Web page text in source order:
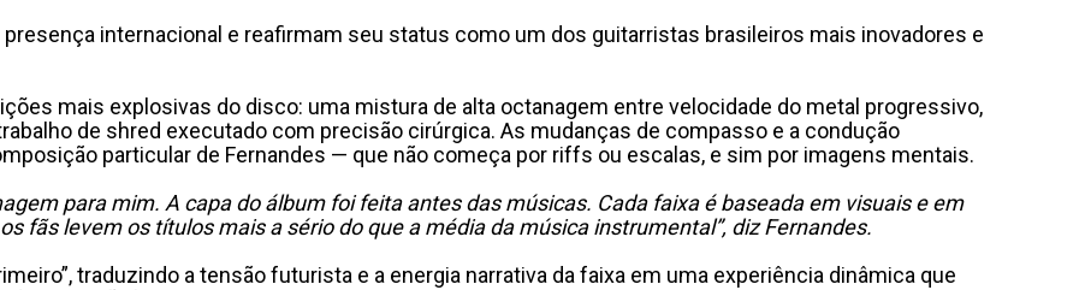
internacional e reafirmam seu status como um dos guitarristas brasileiros mais inovadores e
mais explosivas do disco: uma mistura de alta octanagem entre velocidade do metal progressivo,
de shred executado com precisão cirúrgica. As mudanças de compasso e a condução
particular de Fernandes — que não começa por riffs ou escalas, e sim por imagens mentais.
para mim. A capa do álbum foi feita antes das músicas. Cada faixa é baseada em visuais e em
fãs levem os títulos mais a sério do que a média da música instrumental”, diz Fernandes.
traduzindo a tensão futurista e a energia narrativa da faixa em uma experiência dinâmica que